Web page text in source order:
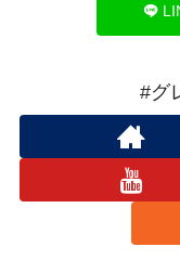
#グ